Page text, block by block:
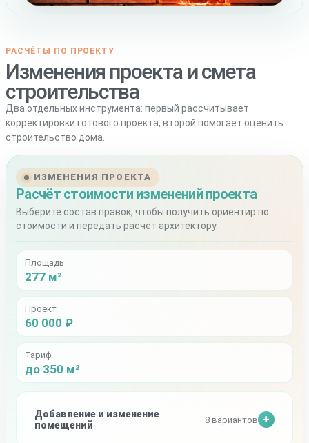
РАСЧЁТЫ ПО ПРОЕКТУ
Изменения проекта и смета
строительства
Два отдельных инструмента: первый рассчитывает
корректировки готового проекта, второй помогает оценить
строительство дома.
ИЗМЕНЕНИЯ ПРОЕКТА
Расчёт стоимости изменений проекта
Выберите состав правок, чтобы получить ориентир по
стоимости и передать расчёт архитектору.
Площадь
277 м²
Проект
60 000 ₽
Тариф
до 350 м²
Добавление и изменение
помещений
8 вариантов